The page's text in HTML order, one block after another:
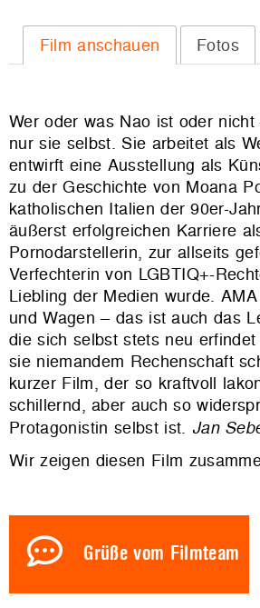
Film anschauen Fotos
Wer oder was Nao ist oder
nur sie selbst. Sie arbeitet als
entwirft eine Ausstellung als
zu der Geschichte von Moana
katholischen Italien der 90er-
äußerst erfolgreichen Karriere
Pornodarstellerin, zur allseits
Verfechterin von LGBTIQ+-
Liebling der Medien wurde.
und Wagen – das ist auch das
die sich selbst stets neu
sie niemandem Rechenschaft
kurzer Film, der so kraftvoll
schillernd, aber auch so
Protagonistin selbst ist. Jan
Wir zeigen diesen Film
Grüße vom Filmteam